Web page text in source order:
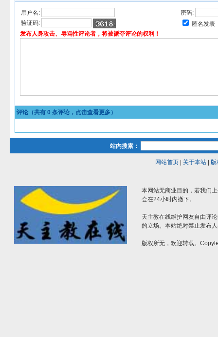
用户名:
密码:
验证码:
匿名发表
发布人身攻击、辱骂性评论者，将被褫夺评论的权利！
评论（共有 0 条评论，点击查看更多）
站内搜索：
网站首页| 关于本站| 版
本网站无商业目的，若我们
会在24小时内撤下。
天主教在线维护网友自由评
的立场。本站绝对禁止发布
版权所无，欢迎转载。